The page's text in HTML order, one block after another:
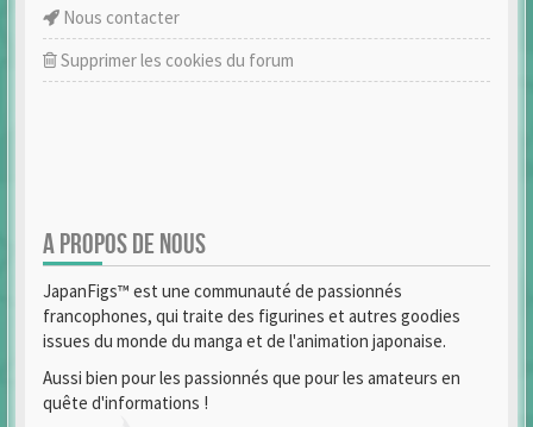
Nous contacter
Supprimer les cookies du forum
A PROPOS DE NOUS
JapanFigs™ est une communauté de passionnés
francophones, qui traite des figurines et autres goodies
issues du monde du manga et de l'animation japonaise.
Aussi bien pour les passionnés que pour les amateurs en
quête d'informations !